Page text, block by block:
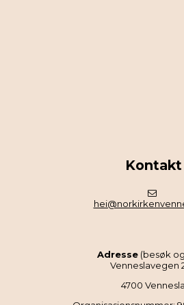
Kontakt
Adresse(besøk
Venneslavegen
4700 Vennesla